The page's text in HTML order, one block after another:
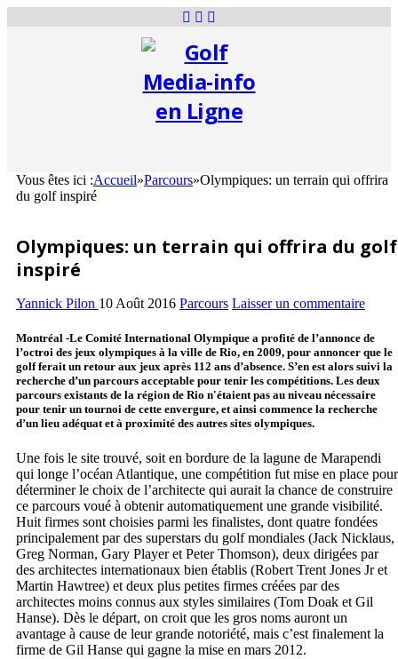
Vous êtes ici :Accueil»Parcours»Olympiques: un terrain qui offrira
du golf inspiré
Olympiques: un terrain qui offrira du golf
inspiré
Yannick Pilon 10 Août 2016 Parcours Laisser un commentaire
Montréal -Le Comité International Olympique a profité de l’annonce de
l’octroi des jeux olympiques à la ville de Rio, en 2009, pour annoncer que le
golf ferait un retour aux jeux après 112 ans d’absence. S’en est alors suivi la
recherche d’un parcours acceptable pour tenir les compétitions. Les deux
parcours existants de la région de Rio n'étaient pas au niveau nécessaire
pour tenir un tournoi de cette envergure, et ainsi commence la recherche
d’un lieu adéquat et à proximité des autres sites olympiques.
Une fois le site trouvé, soit en bordure de la lagune de Marapendi
qui longe l’océan Atlantique, une compétition fut mise en place pour
déterminer le choix de l’architecte qui aurait la chance de construire
ce parcours voué à obtenir automatiquement une grande visibilité.
Huit firmes sont choisies parmi les finalistes, dont quatre fondées
principalement par des superstars du golf mondiales (Jack Nicklaus,
Greg Norman, Gary Player et Peter Thomson), deux dirigées par
des architectes internationaux bien établis (Robert Trent Jones Jr et
Martin Hawtree) et deux plus petites firmes créées par des
architectes moins connus aux styles similaires (Tom Doak et Gil
Hanse). Dès le départ, on croit que les gros noms auront un
avantage à cause de leur grande notoriété, mais c’est finalement la
firme de Gil Hanse qui gagne la mise en mars 2012.